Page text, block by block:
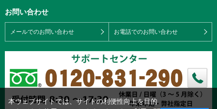
お問い合わせ
メールでのお問い合わせ お電話でのお問い合わせ
本ウェブサイトでは、サイトの利便性向上を目的